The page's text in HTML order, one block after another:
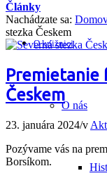
O knižnici
O nás
Články
Nachádzate sa:
stezka Českem
Premietanie
Českem
23. januára 2024/v
Pozývame vás na
Borsíkom.